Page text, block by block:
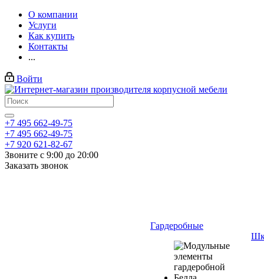
О компании
Услуги
Как купить
Контакты
...
Войти
+7 495 662-49-75
+7 495 662-49-75
+7 920 621-82-67
Звоните с 9:00 до 20:00
Заказать звонок
Гардеробные